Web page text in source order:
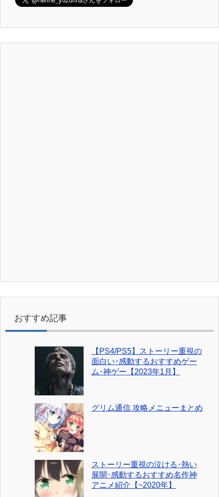
おすすめ記事
【PS4/PS5】ストーリー重視の
面白い･感動するおすすめゲー
ム･神ゲー【2023年1月】
グリム通信 攻略メニューまとめ
ストーリー重視の泣ける･熱い
展開･感動するおすすめ名作神
アニメ紹介【~2020年】